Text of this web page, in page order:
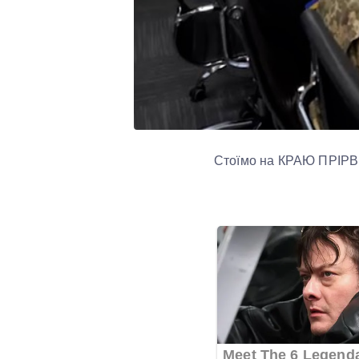
Стоїмо на КРАЮ